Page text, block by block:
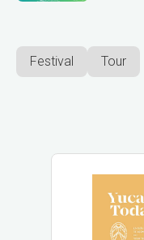
Festival Tour